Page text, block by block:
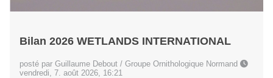
Bilan 2026 WETLANDS INTERNATIONAL
posté par Guillaume Debout / Groupe Ornithologique Normand
vendredi, 7. août 2026, 16:21